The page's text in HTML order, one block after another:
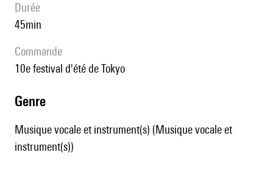
durée
45min
Commande
10e festival d'été de Tokyo
genre
Musique vocale et instrument(s) (Musique vocale et
instrument(s))